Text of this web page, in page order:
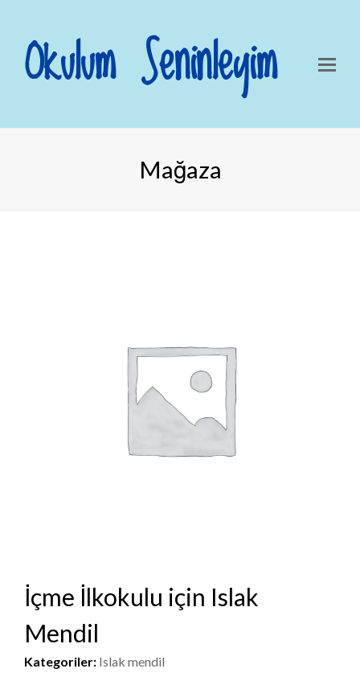
Okulum Seninleyim
Mağaza
İçme İlkokulu için Islak
Mendil
Kategoriler: Islak mendil